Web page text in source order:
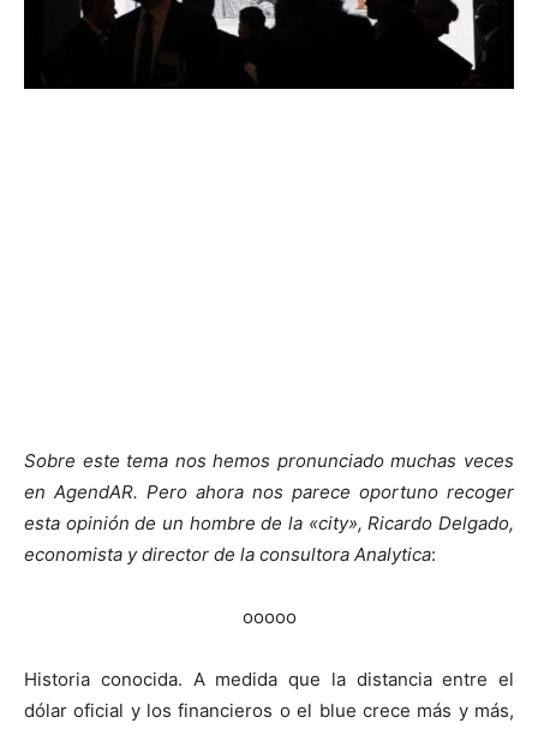
Sobre este tema nos hemos pronunciado muchas veces
en AgendAR. Pero ahora nos parece oportuno recoger
esta opinión de un hombre de la «city», Ricardo Delgado,
economista y director de la consultora Analytica:
ooooo
Historia conocida. A medida que la distancia entre el
dólar oficial y los financieros o el blue crece más y más,